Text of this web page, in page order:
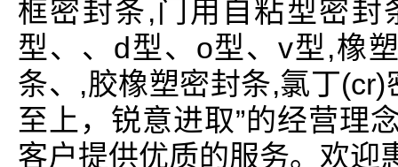
框密封条,门用自粘型密
型、、d型、o型、v型,橡
条、,胶橡塑密封条,氯丁
至上，锐意进取”的经营理
客户提供优质的服务。欢迎